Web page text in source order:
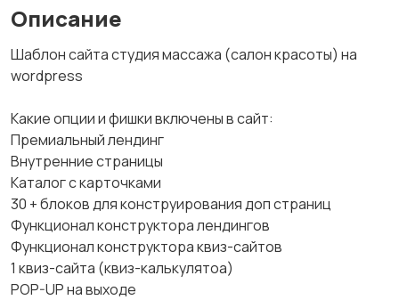
Описание
Шаблон сайта студия массажа (салон красоты) на
wordpress
Какие опции и фишки включены в сайт:
Премиальный лендинг
Внутренние страницы
Каталог с карточками
30 + блоков для конструирования доп страниц
Функционал конструктора лендингов
Функционал конструктора квиз-сайтов
1 квиз-сайта (квиз-калькулятоа)
POP-UP на выходе